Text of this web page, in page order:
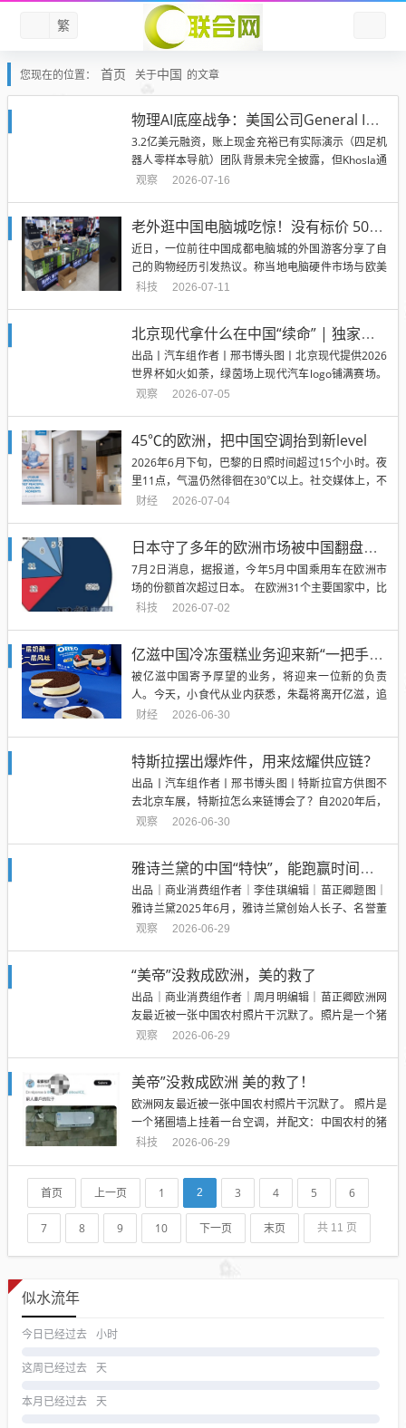
繁
您现在的位置： 首页 关于中国 的文章
物理AI底座战争：美国公司General Intuition用游戏录像训练机器人，估值23亿美元
3.2亿美元融资，账上现金充裕已有实际演示（四足机
器人零样本导航）团队背景未完全披露，但Khosla通
常只投顶级技术团队风险信号——成立不到一年，没
近：NVIDIAHalos for Robotics已有...
观察 2026-07-16
老外逛中国电脑城吃惊！没有标价 5090摆满地
近日，一位前往中国成都电脑城的外国游客分享了自
己的购物经历引发热议。称当地电脑硬件市场与欧美
截然不同：大量高端硬件没有标价，每个卖家几乎都
员大多身着统一制服，看起来十分正规。但越往高层
走，环境就越显老旧昏暗，...
科技 2026-07-11
北京现代拿什么在中国“续命” | 独家对话北京现代总经理李凤刚
出品丨汽车组作者丨邢书博头图丨北京现代提供2026
世界杯如火如荼，绿茵场上现代汽车logo铺满赛场。
这家全球第二的汽车企业，连续27年赞助世界杯比
场经历过辉煌，也有过没落。北京现代今后该怎么
办？如何让中国消...
观察 2026-07-05
45℃的欧洲，把中国空调抬到新level
2026年6月下旬，巴黎的日照时间超过15个小时。夜
里11点，气温仍然徘徊在30℃以上。社交媒体上，不
少人分享着他们的避暑经历。在Clamart一间50平方
13区一栋老公寓里，留学生小林已经记不清这是第
几...
财经 2026-07-04
日本守了多年的欧洲市场被中国翻盘！5家车企碾压日系6家
7月2日消息，据报道，今年5月中国乘用车在欧洲市
场的份额首次超过日本。 在欧洲31个主要国家中，比
亚迪、上汽、吉利、奇瑞、零跑5家企业合计销量同
424万辆，中国企业销量比日本企业多6%。 截至4...
科技 2026-07-02
亿滋中国冷冻蛋糕业务迎来新“一把手”，朱磊将交棒古满琥
被亿滋中国寄予厚望的业务，将迎来一位新的负责
人。今天，小食代从业内获悉，朱磊将离开亿滋，追
求外部发展机会，现任研发负责人古满琥将接任亿滋
报。从商务高管操盘，到由一位深耕研发多年的技术
派高管接棒，...
财经 2026-06-30
特斯拉摆出爆炸件，用来炫耀供应链？
出品丨汽车组作者丨邢书博头图丨特斯拉官方供图不
去北京车展，特斯拉怎么来链博会了？自2020年后，
特斯拉已经连续多年缺席国内A级车展。外界一直认
月后，6月22日，第四届中国国际供应链促进博览会
在北京开幕。特斯拉...
观察 2026-06-30
雅诗兰黛的中国“特快”，能跑赢时间吗？
出品｜商业消费组作者｜李佳琪编辑｜苗正卿题图｜
雅诗兰黛2025年6月，雅诗兰黛创始人长子、名誉董
事长Leonard A. Lauder与世长辞，享年92岁。公司
公司真正的核心与灵魂。”这种视员工如家人...
观察 2026-06-29
“美帝”没救成欧洲，美的救了
出品｜商业消费组作者｜周月明编辑｜苗正卿欧洲网
友最近被一张中国农村照片干沉默了。照片是一个猪
圈墙上挂着一台空调，并配文：中国农村的猪比法国
配文：“欧洲人目前正在认真讨论的解决方案。”有人
整理了一份“欧洲人在高...
观察 2026-06-29
美帝”没救成欧洲 美的救了！
欧洲网友最近被一张中国农村照片干沉默了。 照片是
一个猪圈墙上挂着一台空调，并配文：中国农村的猪
比法国医院的患者待遇都好。社交媒体上，关于欧洲
插图，配文：“欧洲人目前正在认真讨论的解决方
案。” 有人整理了一份“欧洲人在高温中的生存指南”：
把床单泡冰水、把...
科技 2026-06-29
首页 上一页 1 2 3 4 5 6
7 8 9 10 下一页 末页 共 11 页
似水流年
今日已经过去 小时
这周已经过去 天
本月已经过去 天